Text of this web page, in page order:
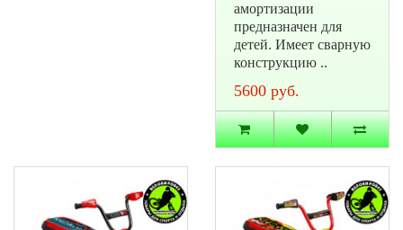
амортизации
предназначен для
детей. Имеет сварную
конструкцию ..
5600 руб.